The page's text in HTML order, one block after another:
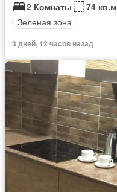
2 Комнаты
74 кв.м
Зеленая зона
3 дней, 12 часов назад